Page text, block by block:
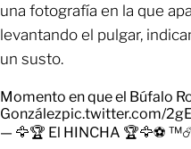
una fotografía en la que
levantando el pulgar,
un susto.
Momento en que el Búfalo
Gonzálezpic.twitter.com/
— 🦅🏆 El HINCHA 🏆🦅⚽